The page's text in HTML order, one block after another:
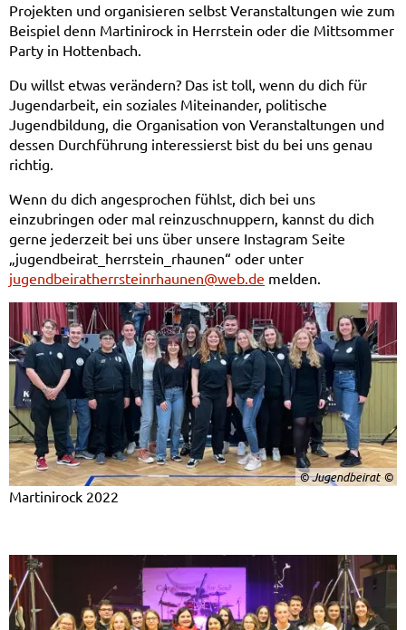
Projekten und organisieren selbst Veranstaltungen wie zum
Beispiel denn Martinirock in Herrstein oder die Mittsommer
Party in Hottenbach.
Du willst etwas verändern? Das ist toll, wenn du dich für
Jugendarbeit, ein soziales Miteinander, politische
Jugendbildung, die Organisation von Veranstaltungen und
dessen Durchführung interessierst bist du bei uns genau
richtig.
Wenn du dich angesprochen fühlst, dich bei uns
einzubringen oder mal reinzuschnuppern, kannst du dich
gerne jederzeit bei uns über unsere Instagram Seite
„jugendbeirat_herrstein_rhaunen“ oder unter
jugendbeiratherrsteinrhaunen@web.de melden.
© Jugendbeirat
Martinirock 2022